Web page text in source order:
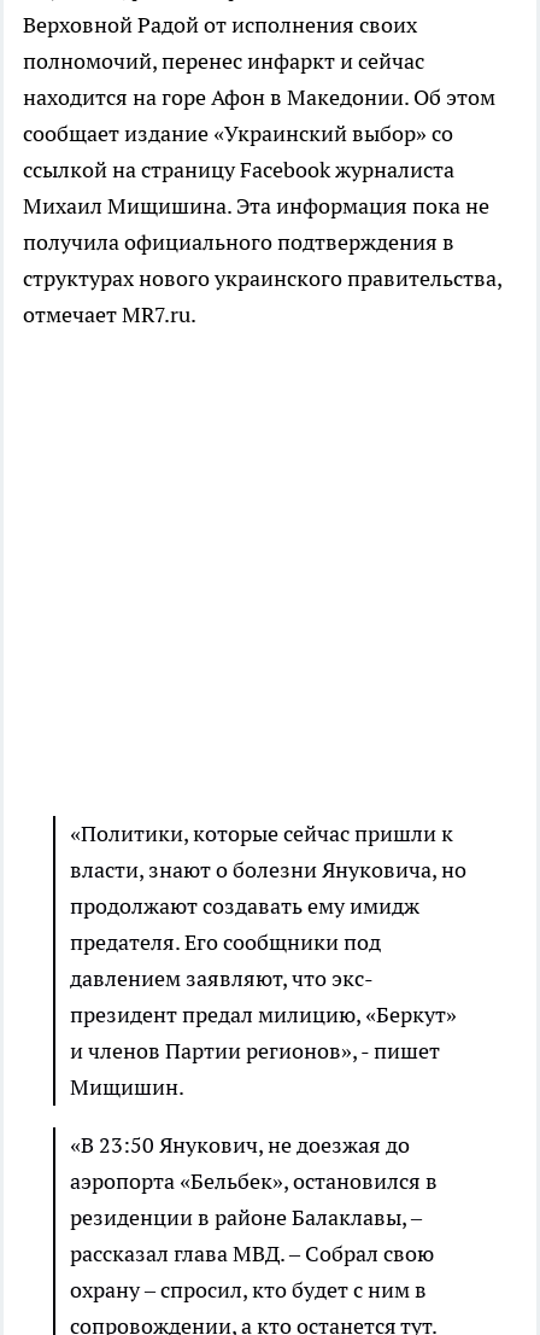
Верховной Радой от исполнения своих
полномочий, перенес инфаркт и сейчас
находится на горе Афон в Македонии. Об этом
сообщает издание «Украинский выбор» со
ссылкой на страницу Facebook журналиста
Михаил Мищишина. Эта информация пока не
получила официального подтверждения в
структурах нового украинского правительства,
отмечает MR7.ru.
«Политики, которые сейчас пришли к
власти, знают о болезни Януковича, но
продолжают создавать ему имидж
предателя. Его сообщники под
давлением заявляют, что экс-
президент предал милицию, «Беркут»
и членов Партии регионов», - пишет
Мищишин.
«В 23:50 Янукович, не доезжая до
аэропорта «Бельбек», остановился в
резиденции в районе Балаклавы, –
рассказал глава МВД. – Собрал свою
охрану – спросил, кто будет с ним в
сопровождении, а кто останется тут.